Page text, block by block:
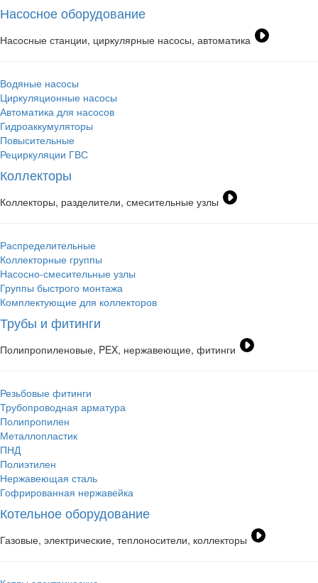
Насосное оборудование
Насосные станции, циркулярные насосы, автоматика
Водяные насосы
Циркуляционные насосы
Автоматика для насосов
Гидроаккумуляторы
Повысительные
Рециркуляции ГВС
Коллекторы
Коллекторы, разделители, смесительные узлы
Распределительные
Коллекторные группы
Насосно-смесительные узлы
Группы быстрого монтажа
Комплектующие для коллекторов
Трубы и фитинги
Полипропиленовые, PEX, нержавеющие, фитинги
Резьбовые фитинги
Трубопроводная арматура
Полипропилен
Металлопластик
ПНД
Полиэтилен
Нержавеющая сталь
Гофрированная нержавейка
Котельное оборудование
Газовые, электрические, теплоносители, коллекторы